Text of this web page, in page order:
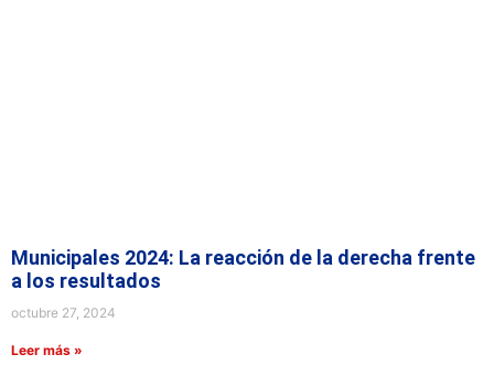
Municipales 2024: La reacción de la derecha frente
a los resultados
octubre 27, 2024
Leer más »